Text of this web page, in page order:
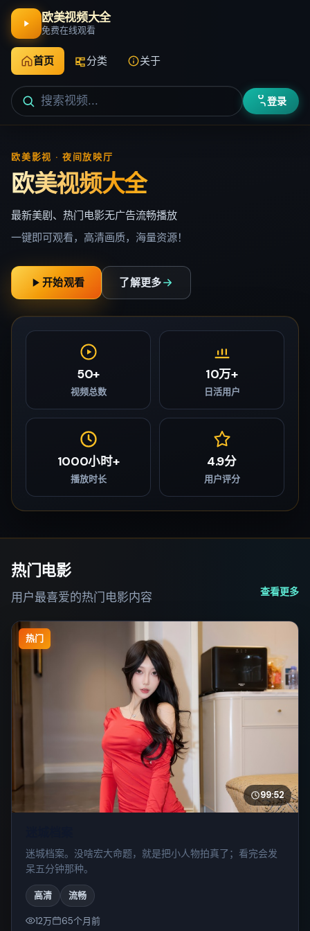
欧美视频大全
免费在线观看
首页 分类 关于
登录
欧美影视 · 夜间放映厅
欧美视频大全
最新美剧、热门电影无广告流畅播放
一键即可观看，高清画质，海量资源！
开始观看 了解更多
50+
视频总数
10万+
日活用户
1000小时+
播放时长
4.9分
用户评分
热门电影
用户最喜爱的热门电影内容 查看更多
热门
99:52
迷城档案。没啥宏大命题，就是把小人物拍真了；看完会发
呆五分钟那种。
高清 流畅
12万 65个月前